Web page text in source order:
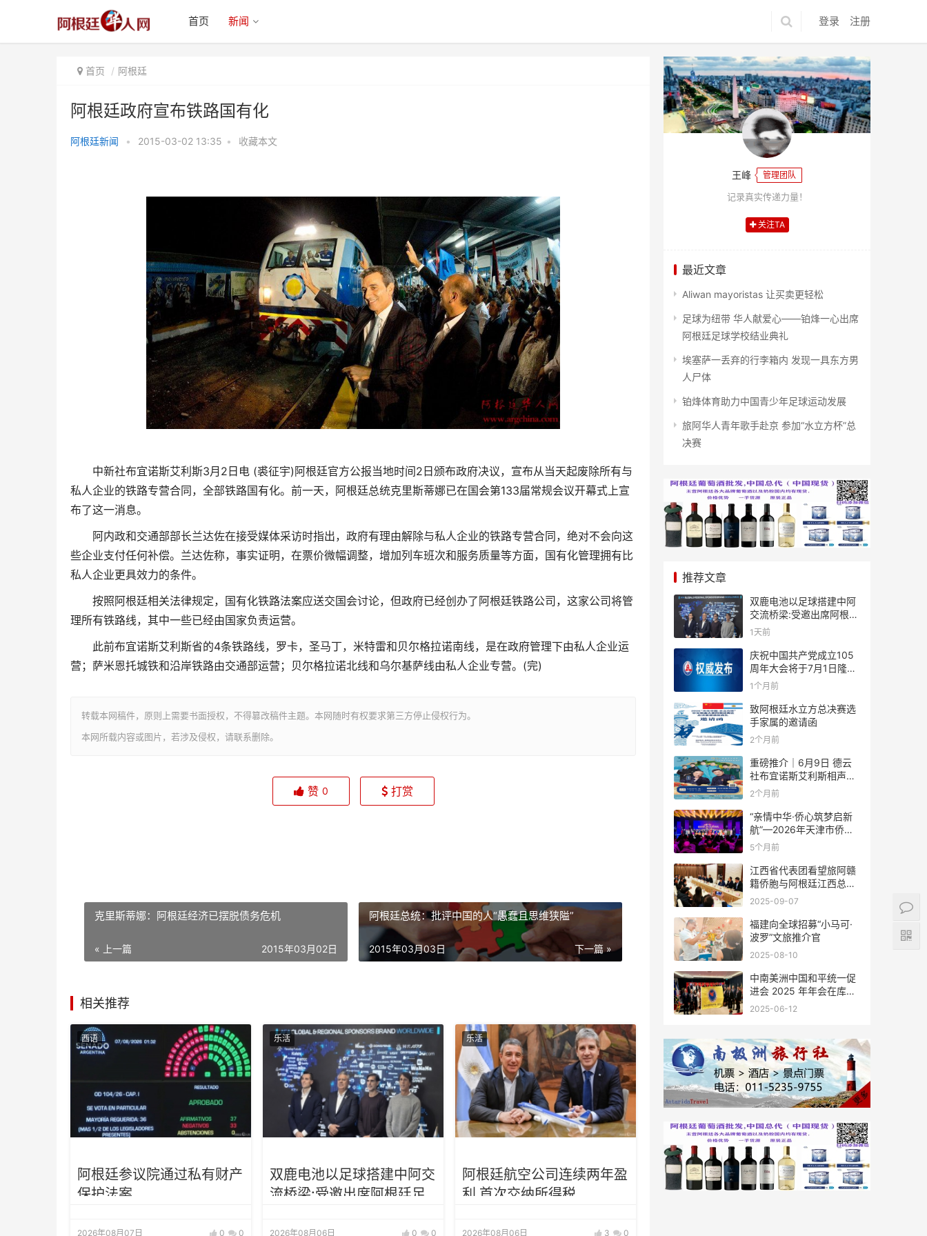
登录 注册
首页 新闻
首页 阿根廷
阿根廷政府宣布铁路国有化
阿根廷新闻 • 2015-03-02 13:35 • 收藏本文
中新社布宜诺斯艾利斯3月2日电 (裘征宇)阿根廷官方公报当地时间2日颁布政府决议，宣布从当天起废除所有与
私人企业的铁路专营合同，全部铁路国有化。前一天，阿根廷总统克里斯蒂娜已在国会第133届常规会议开幕式上宣
布了这一消息。
阿内政和交通部部长兰达佐在接受媒体采访时指出，政府有理由解除与私人企业的铁路专营合同，绝对不会向这
些企业支付任何补偿。兰达佐称，事实证明，在票价微幅调整，增加列车班次和服务质量等方面，国有化管理拥有比
私人企业更具效力的条件。
按照阿根廷相关法律规定，国有化铁路法案应送交国会讨论，但政府已经创办了阿根廷铁路公司，这家公司将管
理所有铁路线，其中一些已经由国家负责运营。
此前布宜诺斯艾利斯省的4条铁路线，罗卡，圣马丁，米特雷和贝尔格拉诺南线，是在政府管理下由私人企业运
营；萨米恩托城铁和沿岸铁路由交通部运营；贝尔格拉诺北线和乌尔基萨线由私人企业专营。(完)
转载本网稿件，原则上需要书面授权，不得篡改稿件主题。本网随时有权要求第三方停止侵权行为。
本网所载内容或图片，若涉及侵权，请联系删除。
赞 0 打赏
克里斯蒂娜：阿根廷经济已摆脱债务危机
« 上一篇 2015年03月02日
阿根廷总统：批评中国的人“愚蠢且思维狭隘”
下一篇 »
2015年03月03日
相关推荐
西语
阿根廷参议院通过私有财产
保护法案
2026年08月07日 0 0
乐活
双鹿电池以足球搭建中阿交
流桥梁:受邀出席阿根廷足
2026年08月06日 0 0
乐活
阿根廷航空公司连续两年盈
利 首次交纳所得税
2026年08月06日 3 0
王峰 管理团队
记录真实传递力量！
关注TA
最近文章
Aliwan mayoristas 让买卖更轻松
足球为纽带 华人献爱心——铂烽一心出席
阿根廷足球学校结业典礼
埃塞萨一丢弃的行李箱内 发现一具东方男
人尸体
铂烽体育助力中国青少年足球运动发展
旅阿华人青年歌手赴京 参加“水立方杯”总
决赛
推荐文章
双鹿电池以足球搭建中阿
交流桥梁:受邀出席阿根廷
足协赞助商招待会！
1天前
庆祝中国共产党成立105
周年大会将于7月1日隆重
举行
1个月前
致阿根廷水立方总决赛选
手家属的邀请函
2个月前
重磅推介｜6月9日 德云
社布宜诺斯艾利斯相声专
场！国风曲艺邂逅南美风
结！
2个月前
“亲情中华·侨心筑梦启新
航”—2026年天津市侨界
新春联谊活动成功举办
5个月前
江西省代表团看望旅阿赣
籍侨胞与阿根廷江西总商
会座谈
2025-09-07
福建向全球招募“小马可·
波罗”文旅推介官
2025-08-10
中南美洲中国和平统一促
进会 2025 年年会在库拉
索圆满举行，共绘反“独”
2025-06-12